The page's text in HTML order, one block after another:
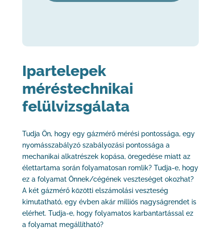
Ipartelepek
méréstechnikai
felülvizsgálata
Tudja Ön, hogy egy gázmérő mérési pontossága, egy
nyomásszabályzó szabályozási pontossága a
mechanikai alkatrészek kopása, öregedése miatt az
élettartama során folyamatosan romlik? Tudja-e, hogy
ez a folyamat Önnek/cégének veszteséget okozhat?
A két gázmérő közötti elszámolási veszteség
kimutatható, egy évben akár milliós nagyságrendet is
elérhet. Tudja-e, hogy folyamatos karbantartással ez
a folyamat megállítható?